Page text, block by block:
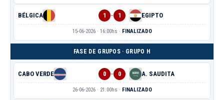
BÉLGICA 1 - 1 EGIPTO
15-06-2026 · 16:00hs · FINALIZADO
FASE DE GRUPOS · GRUPO H
CABO VERDE 0 - 0 A. SAUDITA
26-06-2026 · 21:00hs · FINALIZADO